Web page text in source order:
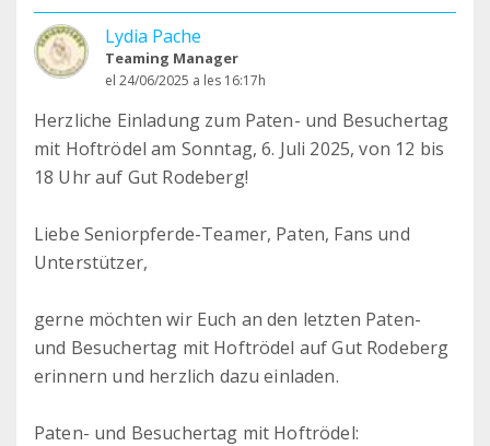
Lydia Pache
Teaming Manager
el 24/06/2025 a les 16:17h
Herzliche Einladung zum Paten- und Besuchertag
mit Hoftrödel am Sonntag, 6. Juli 2025, von 12 bis
18 Uhr auf Gut Rodeberg!
Liebe Seniorpferde-Teamer, Paten, Fans und
Unterstützer,
gerne möchten wir Euch an den letzten Paten-
und Besuchertag mit Hoftrödel auf Gut Rodeberg
erinnern und herzlich dazu einladen.
Paten- und Besuchertag mit Hoftrödel: